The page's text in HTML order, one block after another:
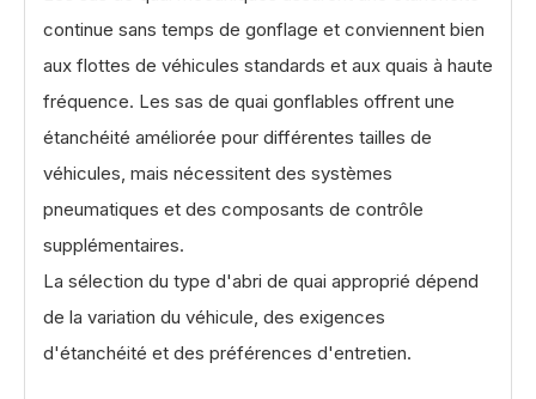
continue sans temps de gonflage et conviennent bien
aux flottes de véhicules standards et aux quais à haute
fréquence. Les sas de quai gonflables offrent une
étanchéité améliorée pour différentes tailles de
véhicules, mais nécessitent des systèmes
pneumatiques et des composants de contrôle
supplémentaires.
La sélection du type d'abri de quai approprié dépend
de la variation du véhicule, des exigences
d'étanchéité et des préférences d'entretien.